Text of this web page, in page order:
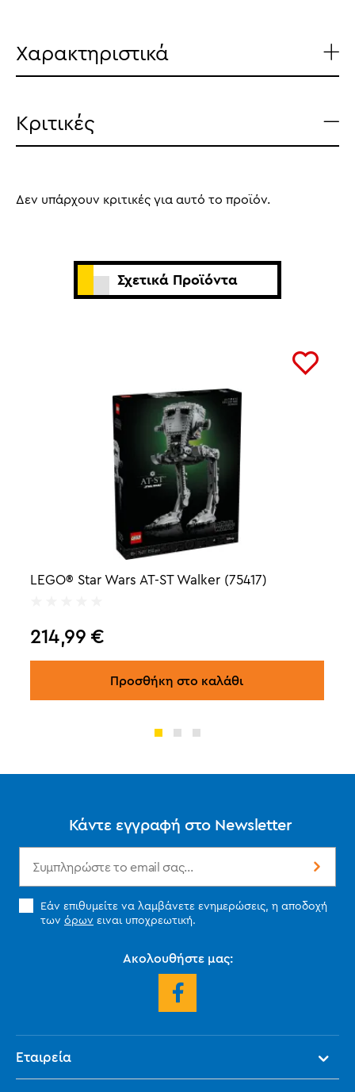
Χαρακτηριστικά
Κριτικές
Δεν υπάρχουν κριτικές για αυτό το προϊόν.
Σχετικά Προϊόντα
LEGO® Star Wars AT-ST Walker (75417)
214,99 €
Προσθήκη στο καλάθι
Κάντε εγγραφή στο Newsletter
Εάν επιθυμείτε να λαμβάνετε ενημερώσεις, η αποδοχή
των όρων ειναι υποχρεωτική.
Ακολουθήστε μας:
Εταιρεία